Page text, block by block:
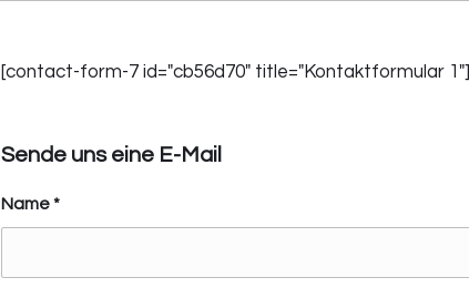
[contact-form-7 id="cb56d70" title="Kontaktformular 1"]
Sende uns eine E-Mail
Name*